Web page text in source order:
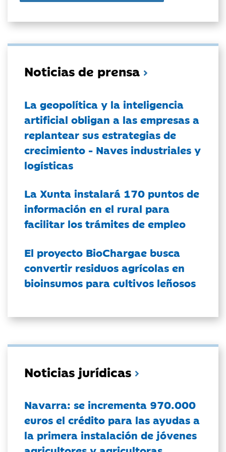
Noticias de prensa
La geopolítica y la inteligencia
artificial obligan a las empresas a
replantear sus estrategias de
crecimiento - Naves industriales y
logísticas
La Xunta instalará 170 puntos de
información en el rural para
facilitar los trámites de empleo
El proyecto BioChargae busca
convertir residuos agrícolas en
bioinsumos para cultivos leñosos
Noticias jurídicas
Navarra: se incrementa 970.000
euros el crédito para las ayudas a
la primera instalación de jóvenes